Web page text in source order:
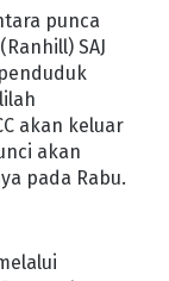
punca
SAJ
akan keluar
akan
pada Rabu.